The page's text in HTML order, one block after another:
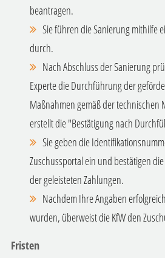
beantragen.
Sie führen die Sanierung mithilfe
durch.
Nach Abschluss der Sanierung
Experte die Durchführung der
Maßnahmen gemäß der
erstellt die "Bestätigung nach
Sie geben die
Zuschussportal ein und bestätigen
der geleisteten Zahlungen.
Nachdem Ihre Angaben
wurden, überweist die KfW den
Fristen